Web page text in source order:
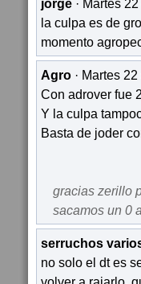
jorge · Martes
la culpa es de
momento
Agro · Martes
Con adrover fue
Y la culpa
Basta de joder
gracias zerillo
sacamos un 0
serruchos
no solo el dt es